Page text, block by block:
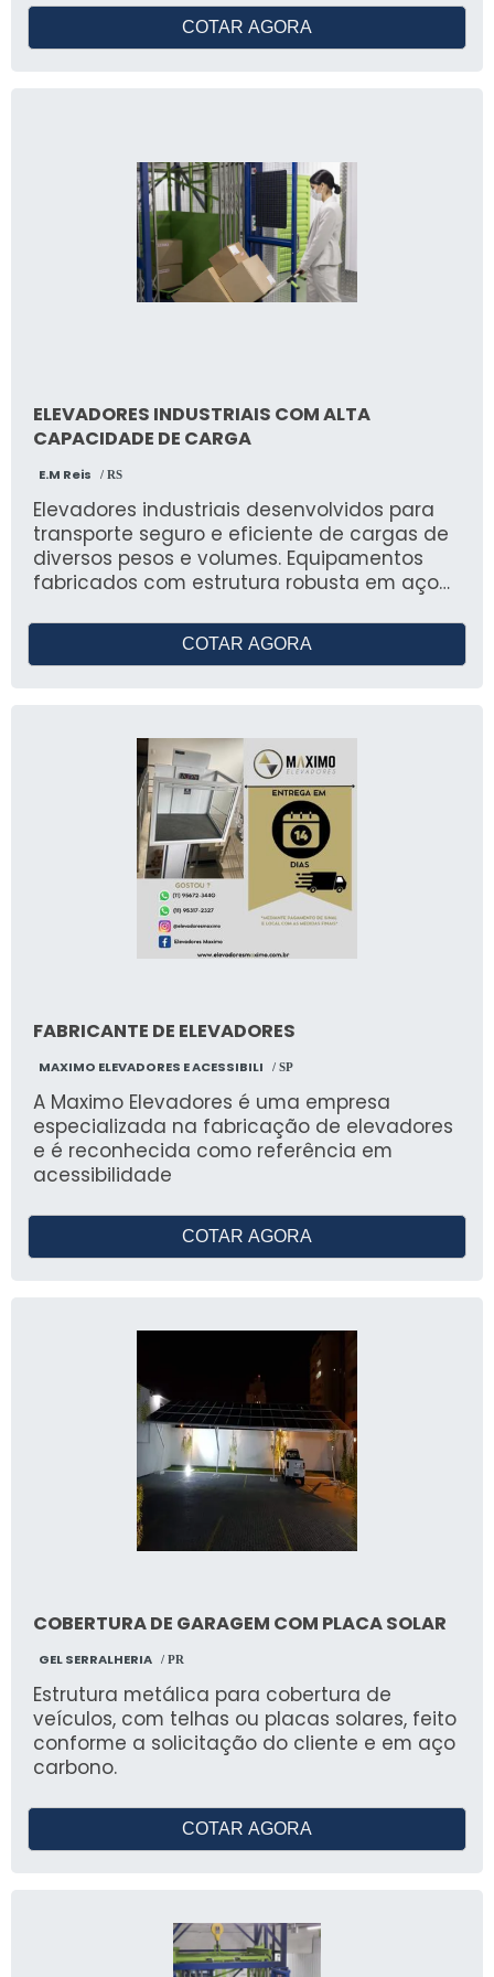
garantindo a tranquilidade dos usuários.
COTAR AGORA
ELEVADORES INDUSTRIAIS COM ALTA
CAPACIDADE DE CARGA
E.M Reis / RS
Elevadores industriais desenvolvidos para
transporte seguro e eficiente de cargas de
diversos pesos e volumes. Equipamentos
fabricados com estrutura robusta em aço
elétrico ou eletromecânico, conforme a
necessidade do cliente. Capacidade de
de carga, travas automáticas e proteções
contra quedas. Projetos sob medida
conforme normas técnicas vigentes (NR12,
NBRs específicas).
COTAR AGORA
FABRICANTE DE ELEVADORES
MAXIMO ELEVADORES E ACESSIBILI / SP
A Maximo Elevadores é uma empresa
especializada na fabricação de elevadores
e é reconhecida como referência em
acessibilidade
COTAR AGORA
COBERTURA DE GARAGEM COM PLACA SOLAR
GEL SERRALHERIA / PR
Estrutura metálica para cobertura de
veículos, com telhas ou placas solares, feito
conforme a solicitação do cliente e em aço
carbono.
COTAR AGORA